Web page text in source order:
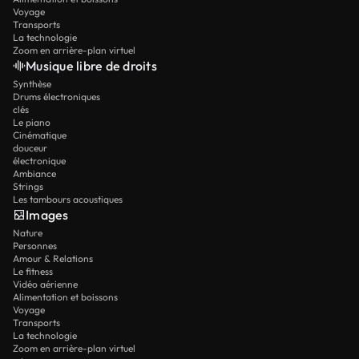
Voyage
Transports
La technologie
Zoom en arrière-plan virtuel
Musique libre de droits
Synthèse
Drums électroniques
clés
Le piano
Cinématique
douceur
électronique
Ambiance
Strings
Les tambours acoustiques
Images
Nature
Personnes
Amour & Relations
Le fitness
Vidéo aérienne
Alimentation et boissons
Voyage
Transports
La technologie
Zoom en arrière-plan virtuel